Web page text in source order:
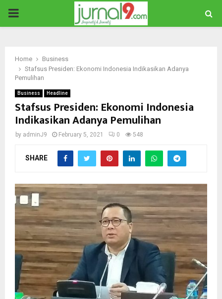
PRIMARY
Home
Business
Stafsus Presiden: Ekonomi Indonesia Indikasikan Adanya
Pemulihan
Business Headline
Stafsus Presiden: Ekonomi Indonesia
Indikasikan Adanya Pemulihan
by adminJ9 February 5, 2021 0 548
SHARE